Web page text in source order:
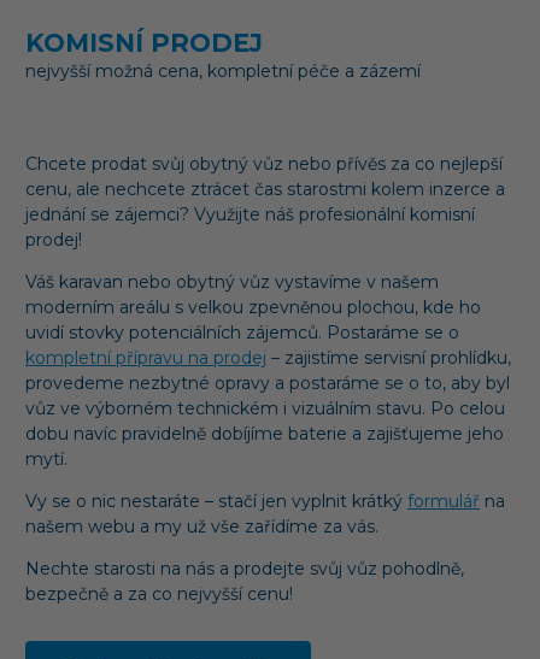
KOMISNÍ PRODEJ
nejvyšší možná cena, kompletní péče a zázemí
Chcete prodat svůj obytný vůz nebo přívěs za co nejlepší
cenu, ale nechcete ztrácet čas starostmi kolem inzerce a
jednání se zájemci? Využijte náš profesionální komisní
prodej!
Váš karavan nebo obytný vůz vystavíme v našem
moderním areálu s velkou zpevněnou plochou, kde ho
uvidí stovky potenciálních zájemců. Postaráme se o
kompletní přípravu na prodej – zajistíme servisní prohlídku,
provedeme nezbytné opravy a postaráme se o to, aby byl
vůz ve výborném technickém i vizuálním stavu. Po celou
dobu navíc pravidelně dobíjíme baterie a zajišťujeme jeho
mytí.
Vy se o nic nestaráte – stačí jen vyplnit krátký formulář na
našem webu a my už vše zařídíme za vás.
Nechte starosti na nás a prodejte svůj vůz pohodlně,
bezpečně a za co nejvyšší cenu!